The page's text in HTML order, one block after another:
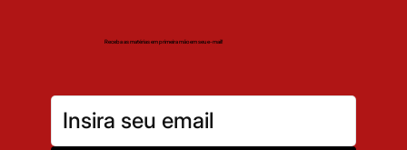
Receba as matérias em primeira mão em seu e-mail!